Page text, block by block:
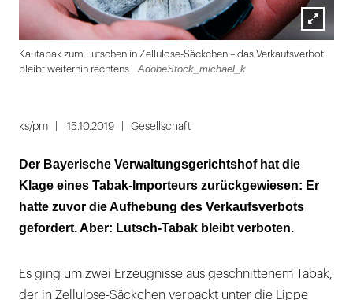
Lightbox
öffnen
Kautabak zum Lutschen in Zellulose-Säckchen – das Verkaufsverbot
bleibt weiterhin rechtens.
AdobeStock_michael_k
1
2
ks/pm 15.10.2019 Gesellschaft
Der Bayerische Verwaltungsgerichts­hof hat die
Klage eines Tabak-Importeurs zurückgewiesen: Er
hatte zuvor die Aufhebung des Verkaufsverbots
gefordert. Aber: Lutsch-Tabak bleibt verboten.
Es ging um zwei Erzeugnisse aus geschnittenem Tabak,
der in Zellulose-Säckchen verpackt unter die Lippe